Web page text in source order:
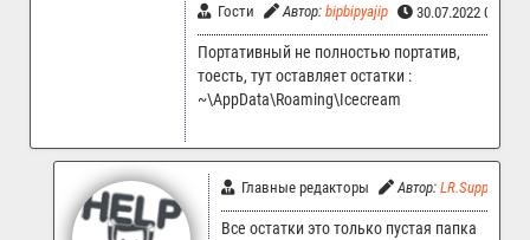
Гости Автор: bipbipyajip 30.07.2022 00:26
Портативный не полностью портатив,
тоесть, тут оставляет остатки :
~\AppData\Roaming\Icecream
Главные редакторы Автор: LR.Support
Все остатки это только пустая папка